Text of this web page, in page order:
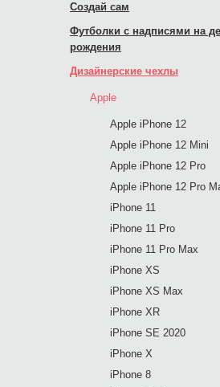
Создай сам
Футболки с надписями на
рождения
Дизайнерские чехлы
Apple
Apple iPhone 12
Apple iPhone 12 Mini
Apple iPhone 12 Pro
Apple iPhone 12 Pro
iPhone 11
iPhone 11 Pro
iPhone 11 Pro Max
iPhone XS
iPhone XS Max
iPhone XR
iPhone SE 2020
iPhone X
iPhone 8